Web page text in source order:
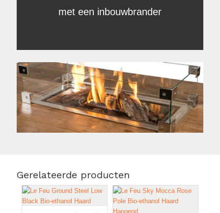
met een inbouwbrander
Gerelateerde producten